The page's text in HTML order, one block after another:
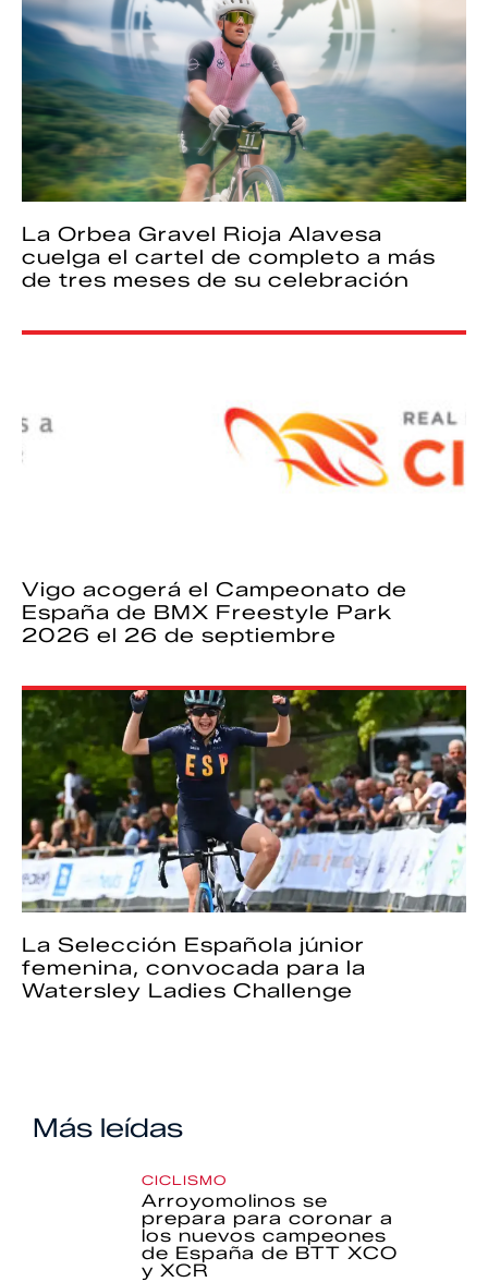
La Orbea Gravel Rioja Alavesa
cuelga el cartel de completo a más
de tres meses de su celebración
Vigo acogerá el Campeonato de
España de BMX Freestyle Park
2026 el 26 de septiembre
La Selección Española júnior
femenina, convocada para la
Watersley Ladies Challenge
Más leídas
CICLISMO
Arroyomolinos se
prepara para coronar a
los nuevos campeones
de España de BTT XCO
y XCR